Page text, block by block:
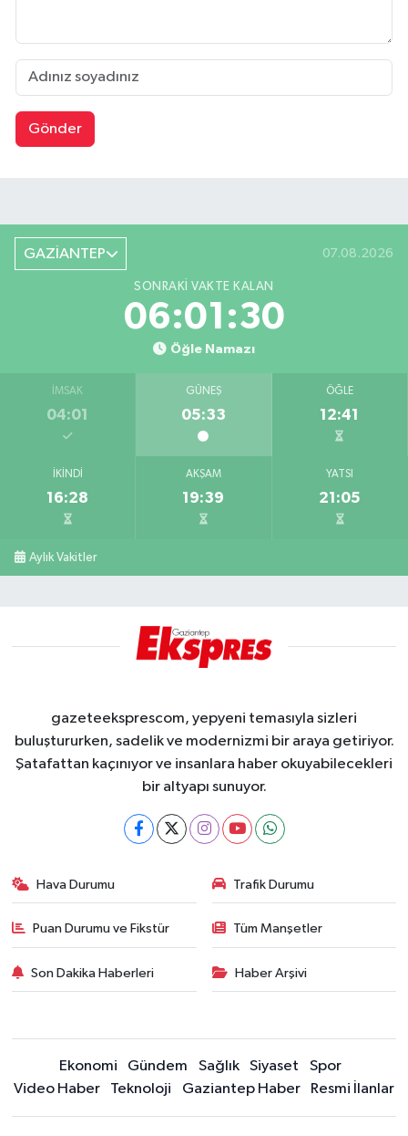
Gönder
GAZİANTEP 07.08.2026
SONRAKI VAKTE KALAN
06:01:29
Öğle Namazı
İMSAK
04:01
GÜNEŞ
05:33
ÖĞLE
12:41
İKINDI
16:28
AKŞAM
19:39
YATSI
21:05
Aylık Vakitler
gazeteeksprescom, yepyeni temasıyla sizleri
buluştururken, sadelik ve modernizmi bir araya getiriyor.
Şatafattan kaçınıyor ve insanlara haber okuyabilecekleri
bir altyapı sunuyor.
Hava Durumu Trafik Durumu
Puan Durumu ve Fikstür Tüm Manşetler
Son Dakika Haberleri Haber Arşivi
Ekonomi Gündem Sağlık Siyaset
Spor
Video Haber
Teknoloji Gaziantep Haber Resmi İlanlar